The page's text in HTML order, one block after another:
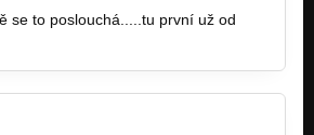
se to poslouchá.....tu první už od